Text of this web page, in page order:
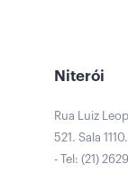
Niterói
Rua Luiz
521. Sala
- Tel: (21)